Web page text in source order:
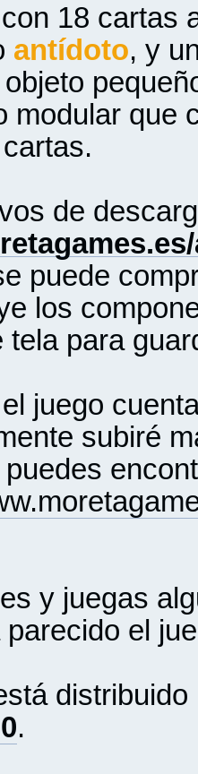
18 cartas
antídoto, y
modular que
de
puede
los
tela para
juego
subiré
y juegas
parecido el
.